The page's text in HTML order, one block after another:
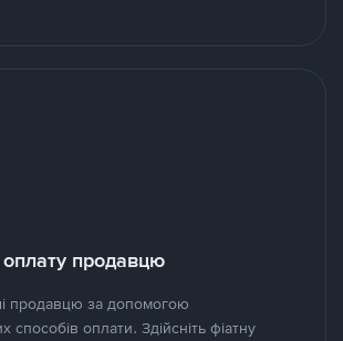
оплату продавцю
продавцю за допомогою
способів оплати. Здійсніть фіатну